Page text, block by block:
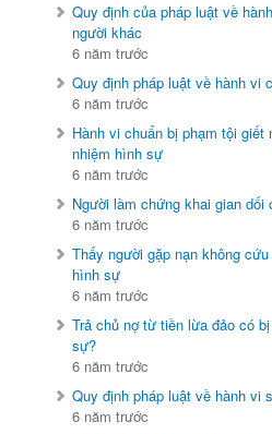
Quy định của pháp luật về
người khác
6 năm trước
Quy định pháp luật về hành vi
6 năm trước
Hành vi chuẩn bị phạm tội
nhiệm hình sự
6 năm trước
Người làm chứng khai gian
6 năm trước
Thấy người gặp nạn không
hình sự
6 năm trước
Trả chủ nợ từ tiền lừa đảo có
sự?
6 năm trước
Quy định pháp luật về hành vi
6 năm trước